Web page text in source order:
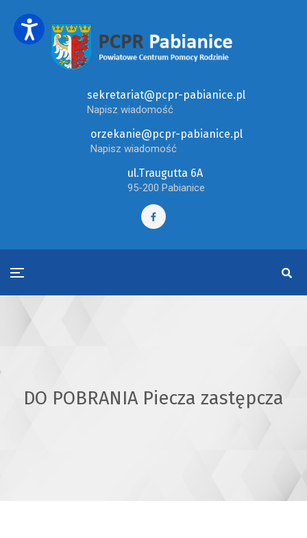
sekretariat@pcpr-pabianice.pl
Napisz wiadomość
orzekanie@pcpr-pabianice.pl
Napisz wiadomość
ul.Traugutta 6A
95-200 Pabianice
DO POBRANIA Piecza zastępcza